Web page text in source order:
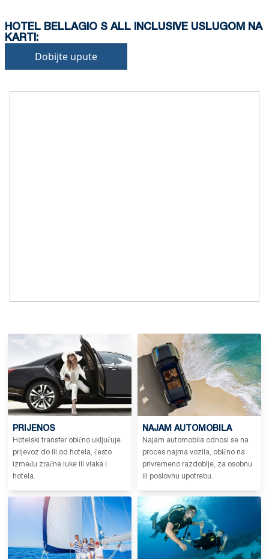
HOTEL BELLAGIO S ALL INCLUSIVE USLUGOM NA
KARTI:
Dobijte upute
PRIJENOS
Hotelski transfer obično uključuje
prijevoz do ili od hotela, često
između zračne luke ili vlaka i
hotela.
NAJAM AUTOMOBILA
Najam automobila odnosi se na
proces najma vozila, obično na
privremeno razdoblje, za osobnu
ili poslovnu upotrebu.